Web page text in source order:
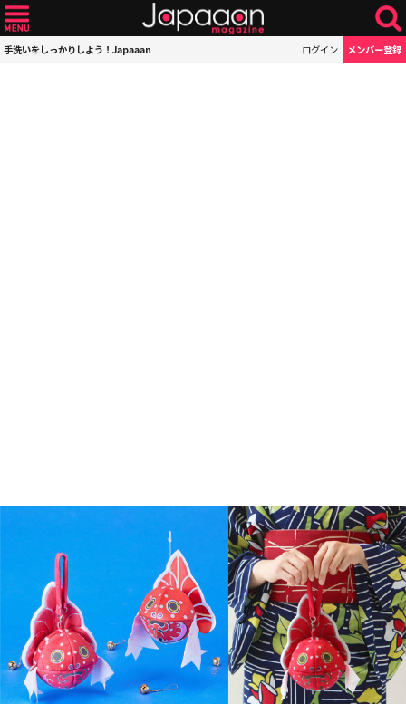
手洗いをしっかりしよう！Japaaan ログイン メンバー登録